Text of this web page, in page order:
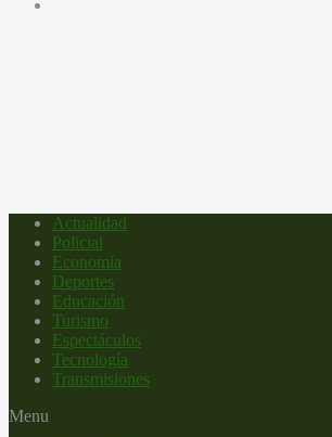
Actualidad
Policial
Economía
Deportes
Educación
Turismo
Espectáculos
Tecnología
Transmisiones
Menu